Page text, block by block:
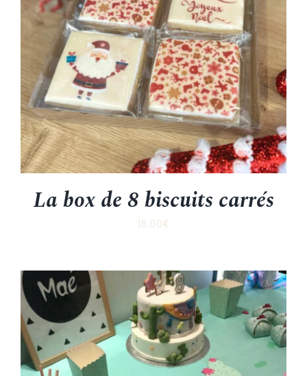
La box de 8 biscuits carrés
16.00€